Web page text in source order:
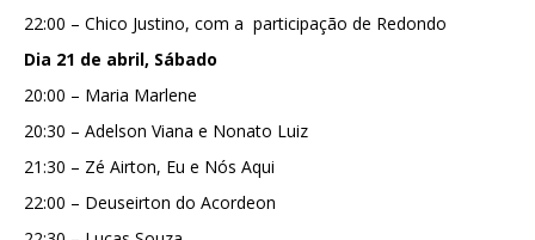
22:00 – Chico Justino, com a participação de Redondo
Dia 21 de abril, Sábado
20:00 – Maria Marlene
20:30 – Adelson Viana e Nonato Luiz
21:30 – Zé Airton, Eu e Nós Aqui
22:00 – Deuseirton do Acordeon